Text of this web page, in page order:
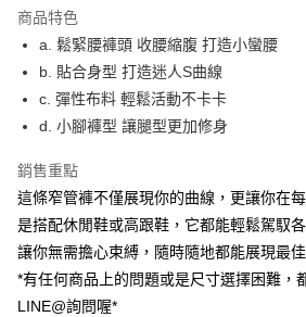
ATM付款
貨到付款
運送方式
貨到付款
每筆NT$60，滿NT$999(含以上)免運費
全家(信用卡、多元支付)
7-11(貨到付款)
商品特色
a. 鬆緊腰褲頭 收腰縮腹 打造小蠻腰
b. 貼合身型 打造迷人S曲線
c. 彈性布料 輕鬆活動不卡卡
d. 小腳褲型 讓腿型更加修身
銷售重點
這條窄管褲不僅展現你的曲線，更讓你在
是搭配休閒鞋或高跟鞋，它都能輕鬆駕馭
讓你無需擔心束縛，隨時隨地都能展現最佳
*有任何商品上的問題或是尺寸選擇困難，
LINE@詢問喔*